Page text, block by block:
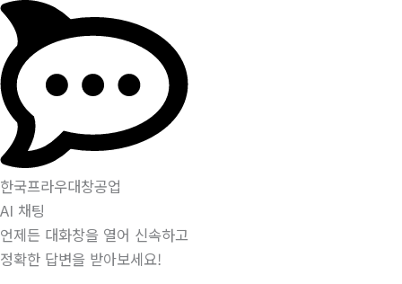
한국프라우대창공업
AI 채팅
언제든 대화창을 열어 신속하고
정확한 답변을 받아보세요!